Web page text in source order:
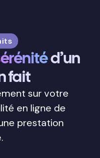
d’un
fait
sur votre
en ligne de
prestation